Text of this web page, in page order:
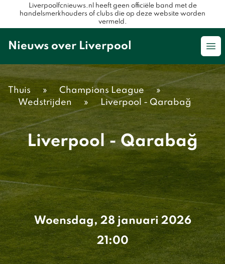
Liverpoolfcnieuws.nl heeft geen officiële band met de
handelsmerkhouders of clubs die op deze website worden
vermeld.
Nieuws over Liverpool
Thuis » Champions League
»
Wedstrijden
» Liverpool - Qarabağ
Liverpool - Qarabağ
Woensdag, 28 januari 2026
21:00